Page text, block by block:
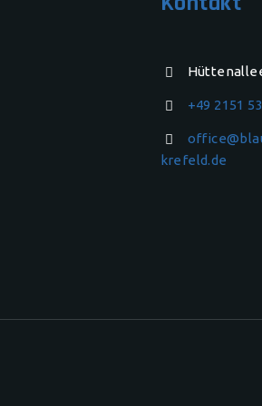
+49 2151
krefeld.de